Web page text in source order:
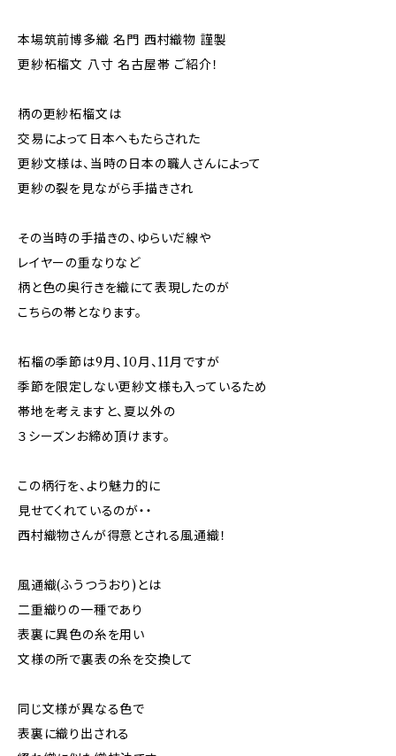
本場筑前博多織 名門 西村織物 謹製
更紗柘榴文 八寸 名古屋帯 ご紹介！
柄の更紗柘榴文は
交易によって日本へもたらされた
更紗文様は、当時の日本の職人さんによって
更紗の裂を見ながら手描きされ
その当時の手描きの、ゆらいだ線や
レイヤーの重なりなど
柄と色の奥行きを織にて表現したのが
こちらの帯となります。
柘榴の季節は9月、10月、11月ですが
季節を限定しない更紗文様も入っているため
帯地を考えますと、夏以外の
３シーズンお締め頂けます。
この柄行を、より魅力的に
見せてくれているのが・・
西村織物さんが得意とされる風通織！
風通織(ふうつうおり)とは
二重織りの一種であり
表裏に異色の糸を用い
文様の所で裏表の糸を交換して
同じ文様が異なる色で
表裏に織り出される